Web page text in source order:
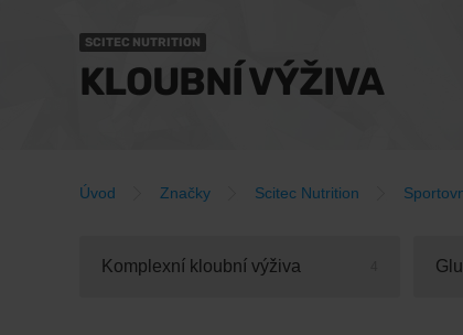
SCITEC NUTRITION
KLOUBNÍ VÝŽIVA
Úvod Značky Scitec Nutrition
Komplexní kloubní výživa